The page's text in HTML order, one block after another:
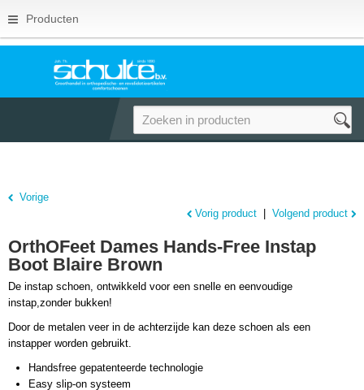
Producten
Vorige
Vorig product
Volgend product
OrthOFeet Dames Hands-Free Instap
Boot Blaire Brown
De instap schoen, ontwikkeld voor een snelle en eenvoudige
instap,zonder bukken!
Door de metalen veer in de achterzijde kan deze schoen als een
instapper worden gebruikt.
Handsfree gepatenteerde technologie
Easy slip-on systeem